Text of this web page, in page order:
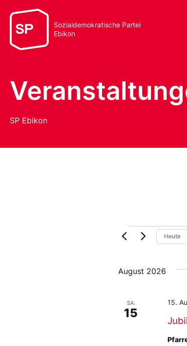
Sozialdemokratische Partei
Ebikon
SP Ebikon
Heute
August 2026
SA.
15
15.